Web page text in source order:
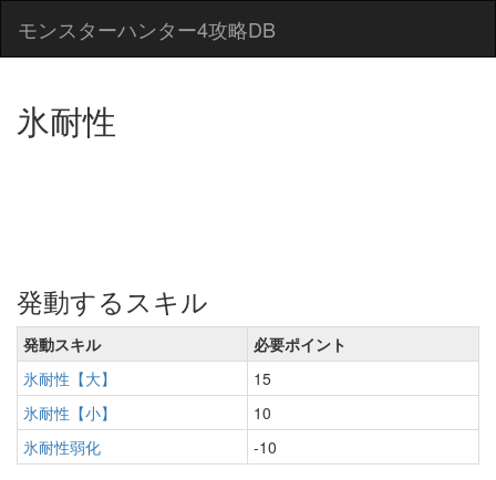
モンスターハンター4攻略DB
氷耐性
発動するスキル
発動スキル
必要ポイント
氷耐性【大】
15
氷耐性【小】
10
氷耐性弱化
-10